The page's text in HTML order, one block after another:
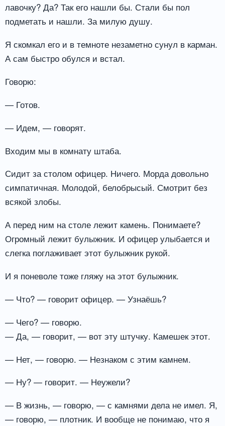
лавочку? Да? Так его нашли бы. Стали бы пол
подметать и нашли. За милую душу.
Я скомкал его и в темноте незаметно сунул в карман.
А сам быстро обулся и встал.
Говорю:
— Готов.
— Идем, — говорят.
Входим мы в комнату штаба.
Сидит за столом офицер. Ничего. Морда довольно
симпатичная. Молодой, белобрысый. Смотрит без
всякой злобы.
А перед ним на столе лежит камень. Понимаете?
Огромный лежит булыжник. И офицер улыбается и
слегка поглаживает этот булыжник рукой.
И я поневоле тоже гляжу на этот булыжник.
— Что? — говорит офицер. — Узнаёшь?
— Чего? — говорю.
— Да, — говорит, — вот эту штучку. Камешек этот.
— Нет, — говорю. — Незнаком с этим камнем.
— Ну? — говорит. — Неужели?
— В жизнь, — говорю, — с камнями дела не имел. Я,
— говорю, — плотник. И вообще не понимаю, что я